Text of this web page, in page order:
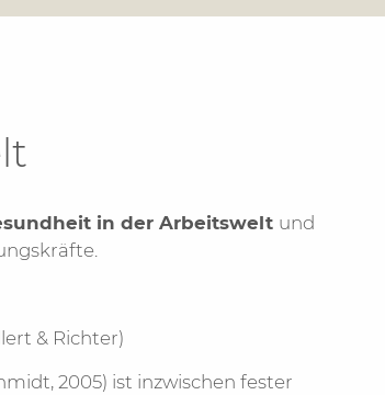
in der Arbeitswelt und
& Richter)
2005) ist inzwischen fester